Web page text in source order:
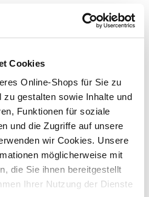
Cookies
Online-Shops für Sie zu
zu gestalten sowie Inhalte und
Funktionen für soziale
und die Zugriffe auf unsere
wir Cookies. Unsere
möglicherweise mit
die Sie ihnen bereitgestellt
Ihrer Nutzung der Dienste
In den Warenkorb
Merken